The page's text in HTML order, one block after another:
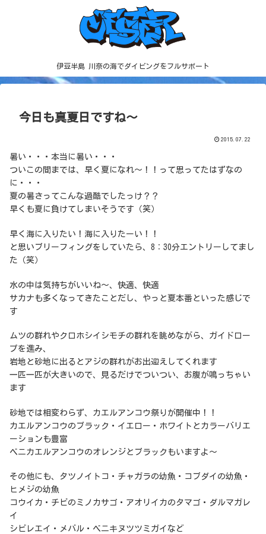
伊豆半島 川奈の海でダイビングをフルサポート
今日も真夏日ですね～
2015.07.22
暑い・・・本当に暑い・・・
ついこの間までは、早く夏になれ～！！って思ってたはずなの
に・・・
夏の暑さってこんな過酷でしたっけ？？
早くも夏に負けてしまいそうです（笑）
早く海に入りたい！海に入りたーい！！
と思いブリーフィングをしていたら、8：30分エントリーしてまし
た（笑）
水の中は気持ちがいいね～、快適、快適
サカナも多くなってきたことだし、やっと夏本番といった感じで
す
ムツの群れやクロホシイシモチの群れを眺めながら、ガイドロー
プを進み、
岩地と砂地に出るとアジの群れがお出迎えしてくれます
一匹一匹が大きいので、見るだけでついつい、お腹が鳴っちゃい
ます
砂地では相変わらず、カエルアンコウ祭りが開催中！！
カエルアンコウのブラック・イエロー・ホワイトとカラーバリエ
ーションも豊富
ベニカエルアンコウのオレンジとブラックもいますよ～
その他にも、タツノイトコ・チャガラの幼魚・コブダイの幼魚・
ヒメジの幼魚
コウイカ・チビのミノカサゴ・アオリイカのタマゴ・ダルマガレ
イ
シビレエイ・メバル・ベニキヌツツミガイなど